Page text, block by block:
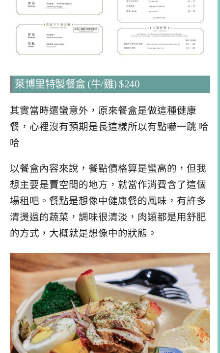
萊博里特製餐盒 (牛/雞) $240
其實當時還蠻意外，原來餐盒是做這種健康
餐，心裡沒有預期是長這樣所以有點嚇一跳 哈
哈
以餐盒內容來說，餐點價格算是蠻高的，但我
想主要是賣空間的地方，就當作消費含了這個
場租吧。餐點是想像中健康餐的風味，有許多
清燙過的蔬菜，調味很清淡，肉類都是用舒肥
的方式，大概就是想像中的狀態。